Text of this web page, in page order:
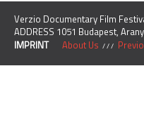
Verzio Documentary Film
ADDRESS 1051 Budapest,
IMPRINT
About Us